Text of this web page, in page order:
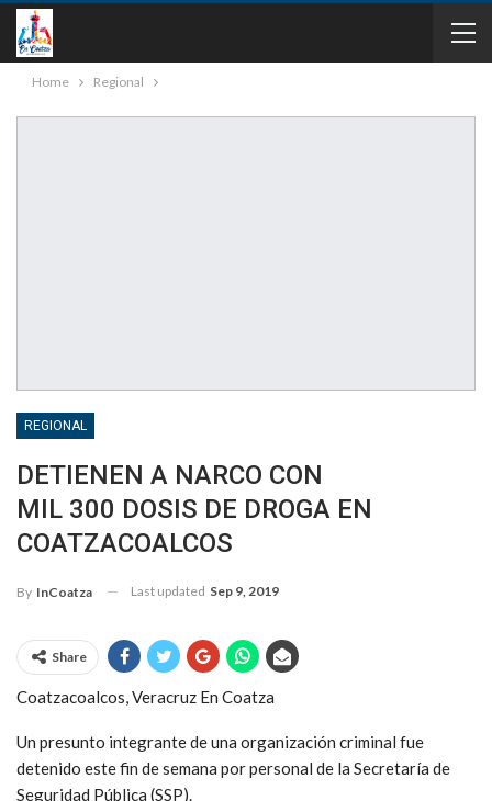
Home Regional
REGIONAL
DETIENEN A NARCO CON
MIL 300 DOSIS DE DROGA EN
COATZACOALCOS
By InCoatza Last updated Sep 9, 2019
Share
Coatzacoalcos, Veracruz En Coatza
Un presunto integrante de una organización criminal fue
detenido este fin de semana por personal de la Secretaría de
Seguridad Pública (SSP).